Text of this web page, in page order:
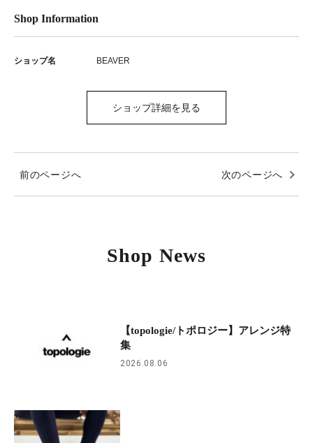
Shop Information
ショップ名 BEAVER
ショップ詳細を見る
前のページへ 次のページへ
Shop News
【topologie/トポロジー】アレンジ特
集
2026.08.06